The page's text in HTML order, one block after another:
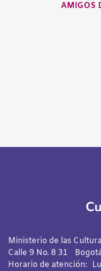
AMIGOS
Ministerio de las
Calle 9 No. 8 31
Horario de atención: